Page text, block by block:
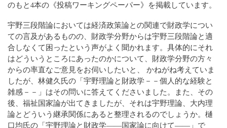
のもと4本の《投稿ワーキングペーパー》を掲載しています。
宇野三段階論においては経済政策論との関連で財政学につい
ての言及があるものの、財政学分野からは宇野三段階論と適
合しなくて困ったという声がよく聞かれます。具体的にそれ
はどういうところにあったのかについて、財政学分野の方々
からの率直なご意見をお伺いしたいと、 かねがね考えていま
したが、林健久氏の「宇野理論と財政学－－個人的な経験と
雑感－－」はその問いに答えてくださいました。また、その
後、福祉国家論が出てきましたが、それは宇野理論、大内理
論とどういう継承関係にあると整理されるのでしょうか。樋
口均氏の「宇野理論と財政学――国家論に向けて――」で